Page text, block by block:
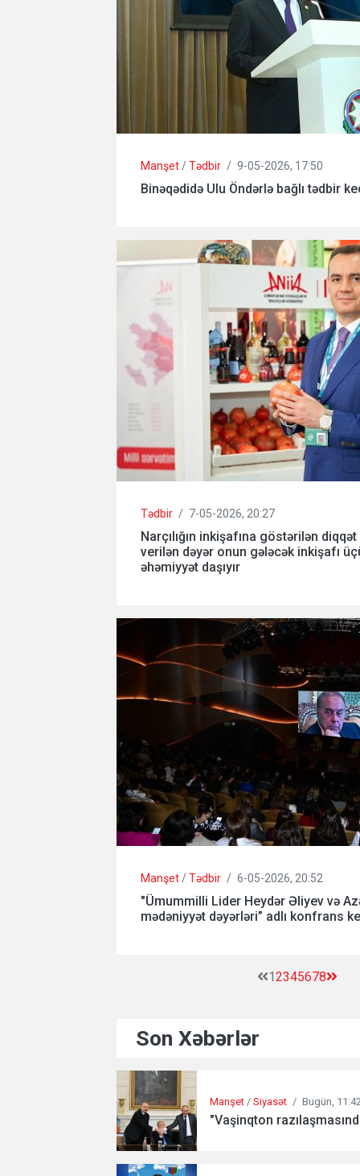
Manşet /Tədbir / 9-05-2026, 17:50
Binəqədidə Ulu Öndərlə bağlı tədbir
Tədbir / 7-05-2026, 20:27
Narçılığın inkişafına göstərilən
verilən dəyər onun gələcək inkişafı
əhəmiyyət daşıyır
Manşet /Tədbir / 6-05-2026, 20:52
"Ümummilli Lider Heydər Əliyev və
mədəniyyət dəyərləri” adlı konfrans
12345678
Son Xəbərlər
Manşet / Siyasət / Bugün,
"Vaşinqton